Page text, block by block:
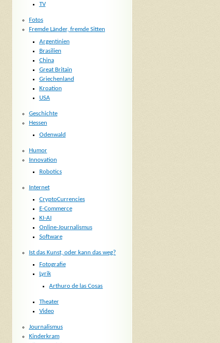
TV
Fotos
Fremde Länder, fremde Sitten
Argentinien
Brasilien
China
Great Britain
Griechenland
Kroation
USA
Geschichte
Hessen
Odenwald
Humor
Innovation
Robotics
Internet
CryptoCurrencies
E-Commerce
KI-AI
Online-Journalismus
Software
Ist das Kunst, oder kann das weg?
Fotografie
Lyrik
Arthuro de las Cosas
Theater
Video
Journalismus
Kinderkram